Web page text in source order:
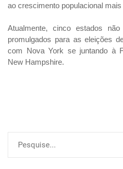
ao crescimento populacional
Atualmente, cinco estados
promulgados para as eleições
com Nova York se juntando à
New Hampshire.